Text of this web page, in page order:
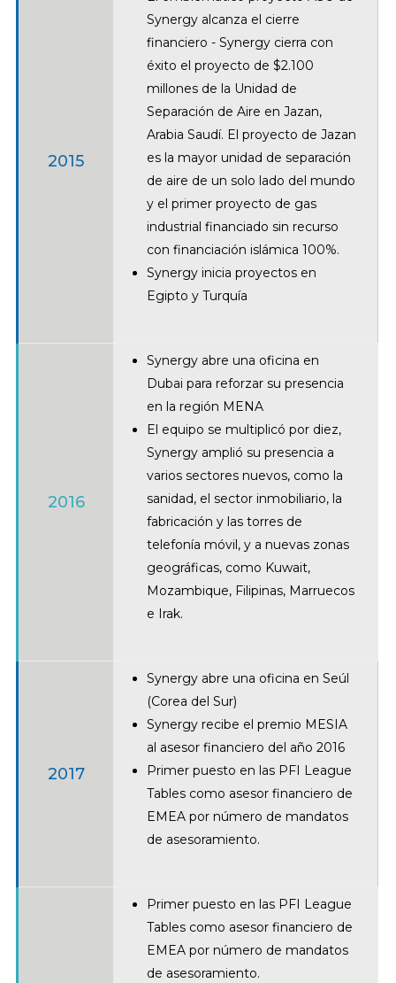
2015
Synergy alcanza el cierre
financiero - Synergy cierra con
éxito el proyecto de $2.100
millones de la Unidad de
Separación de Aire en Jazan,
Arabia Saudí. El proyecto de Jazan
es la mayor unidad de separación
de aire de un solo lado del mundo
y el primer proyecto de gas
industrial financiado sin recurso
con financiación islámica 100%.
Synergy inicia proyectos en
Egipto y Turquía
2016
Synergy abre una oficina en
Dubai para reforzar su presencia
en la región MENA
El equipo se multiplicó por diez,
Synergy amplió su presencia a
varios sectores nuevos, como la
sanidad, el sector inmobiliario, la
fabricación y las torres de
telefonía móvil, y a nuevas zonas
geográficas, como Kuwait,
Mozambique, Filipinas, Marruecos
e Irak.
2017
Synergy abre una oficina en Seúl
(Corea del Sur)
Synergy recibe el premio MESIA
al asesor financiero del año 2016
Primer puesto en las PFI League
Tables como asesor financiero de
EMEA por número de mandatos
de asesoramiento.
Primer puesto en las PFI League
Tables como asesor financiero de
EMEA por número de mandatos
de asesoramiento.